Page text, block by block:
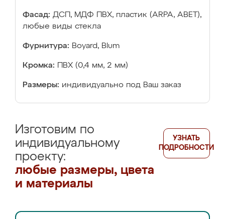
Фасад: ДСП, МДФ ПВХ, пластик (ARPA, ABET),
любые виды стекла
Фурнитура: Boyard, Blum
Кромка: ПВХ (0,4 мм, 2 мм)
Размеры: индивидуально под Ваш заказ
Изготовим по
индивидуальному
проекту:
любые размеры, цвета
и материалы
УЗНАТЬ
ПОДРОБНОСТИ